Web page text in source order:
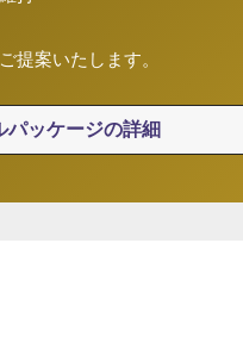
提案いたします。
パッケージの詳細